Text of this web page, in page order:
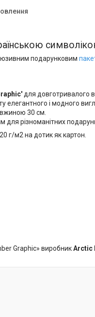
подарунковим
для довготривалого
елегантного і модного
30 см.
для різноманітних
г/м2 на дотик як картон.
Graphic» виробникArctic